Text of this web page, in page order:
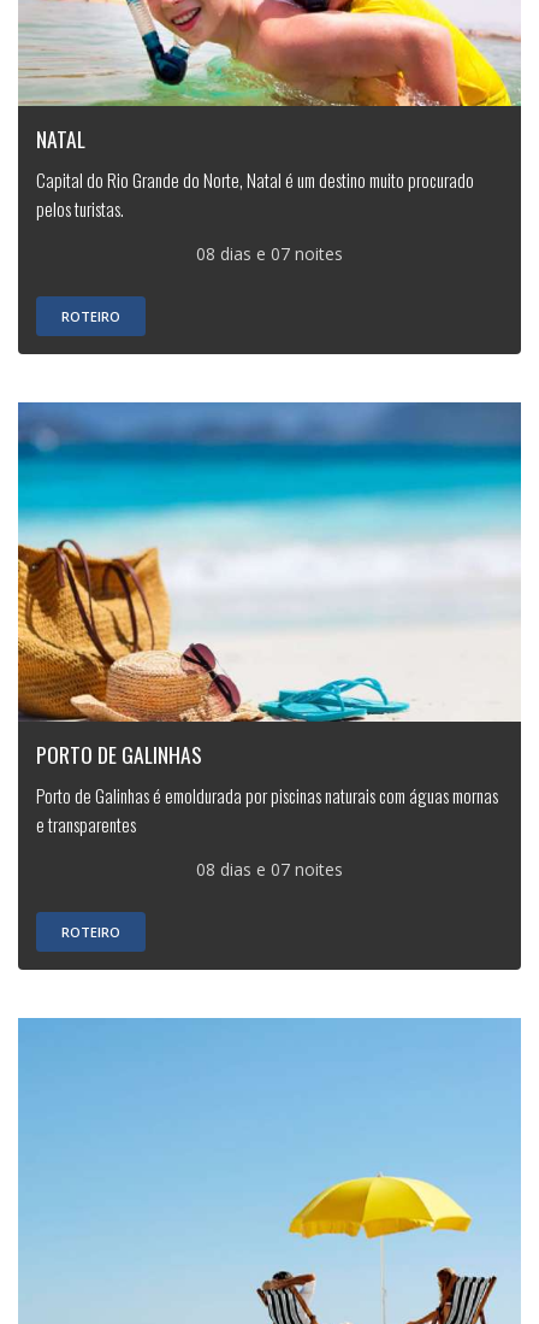
NATAL
Capital do Rio Grande do Norte, Natal é um destino muito procurado
pelos turistas.
08 dias e 07 noites
ROTEIRO
PORTO DE GALINHAS
Porto de Galinhas é emoldurada por piscinas naturais com águas mornas
e transparentes
08 dias e 07 noites
ROTEIRO